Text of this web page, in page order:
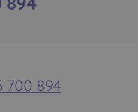
700 894